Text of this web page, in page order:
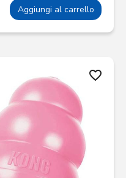
Aggiungi al carrello
favorite_border